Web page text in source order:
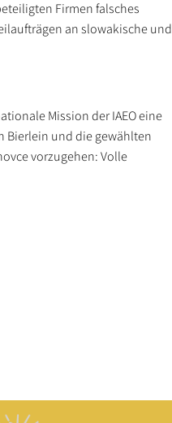
Firmen falsches
an slowakische und
Mission der IAEO eine
Bierlein und die gewählten
vorzugehen: Volle